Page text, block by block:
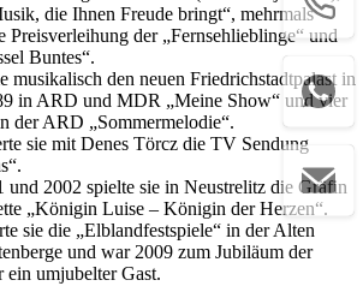
die Ihnen Freude bringt“, mehrmals
Preisverleihung der „Fernsehlieblinge“ und
Buntes“.
musikalisch den neuen Friedrichstadtpalast in
in ARD und MDR „Meine Show“ und vier
der ARD „Sommermelodie“.
sie mit Denes Törcz die TV Sendung
und 2002 spielte sie in Neustrelitz die Gräfin
„Königin Luise – Königin der Herzen“.
sie die „Elblandfestspiele“ in der Alten
und war 2009 zum Jubiläum der
ein umjubelter Gast.